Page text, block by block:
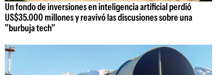
Un fondo de inversiones en inteligencia artificial perdió
US$35.000 millones y reavivó las discusiones sobre una
"burbuja tech"